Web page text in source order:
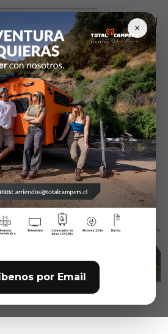
×
por Email
de Camping Carpas Carpa